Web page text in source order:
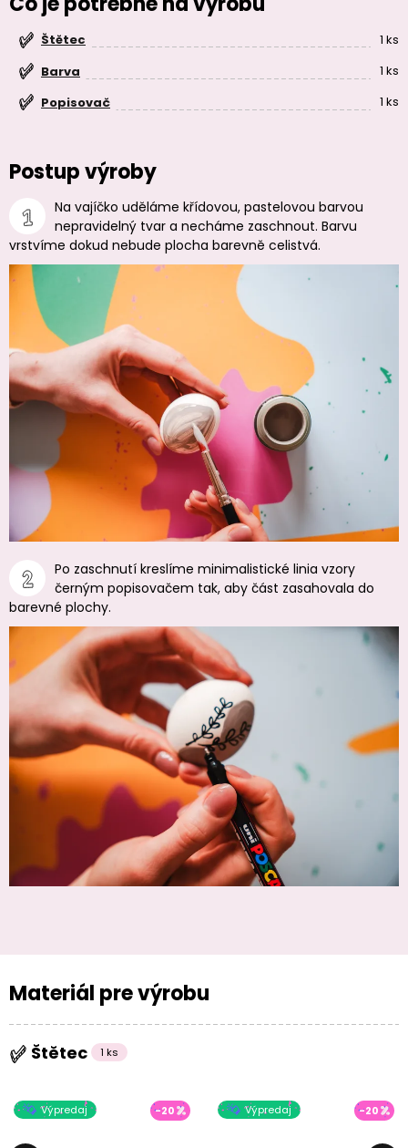
Štětec
1 ks
Barva
1 ks
Popisovač
1 ks
Postup výroby
Na vajíčko uděláme křídovou, pastelovou barvou
nepravidelný tvar a necháme zaschnout. Barvu
vrstvíme dokud nebude plocha barevně celistvá.
Po zaschnutí kreslíme minimalistické linia vzory
černým popisovačem tak, aby část zasahovala do
barevné plochy.
Materiál pre výrobu
Štětec 1 ks
Výpredaj -20 Výpredaj -20